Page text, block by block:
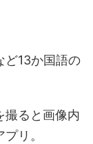
ど13か国語の
撮ると画像内
リ。